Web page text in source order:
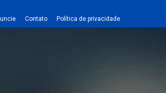
Contato Política de privacidade